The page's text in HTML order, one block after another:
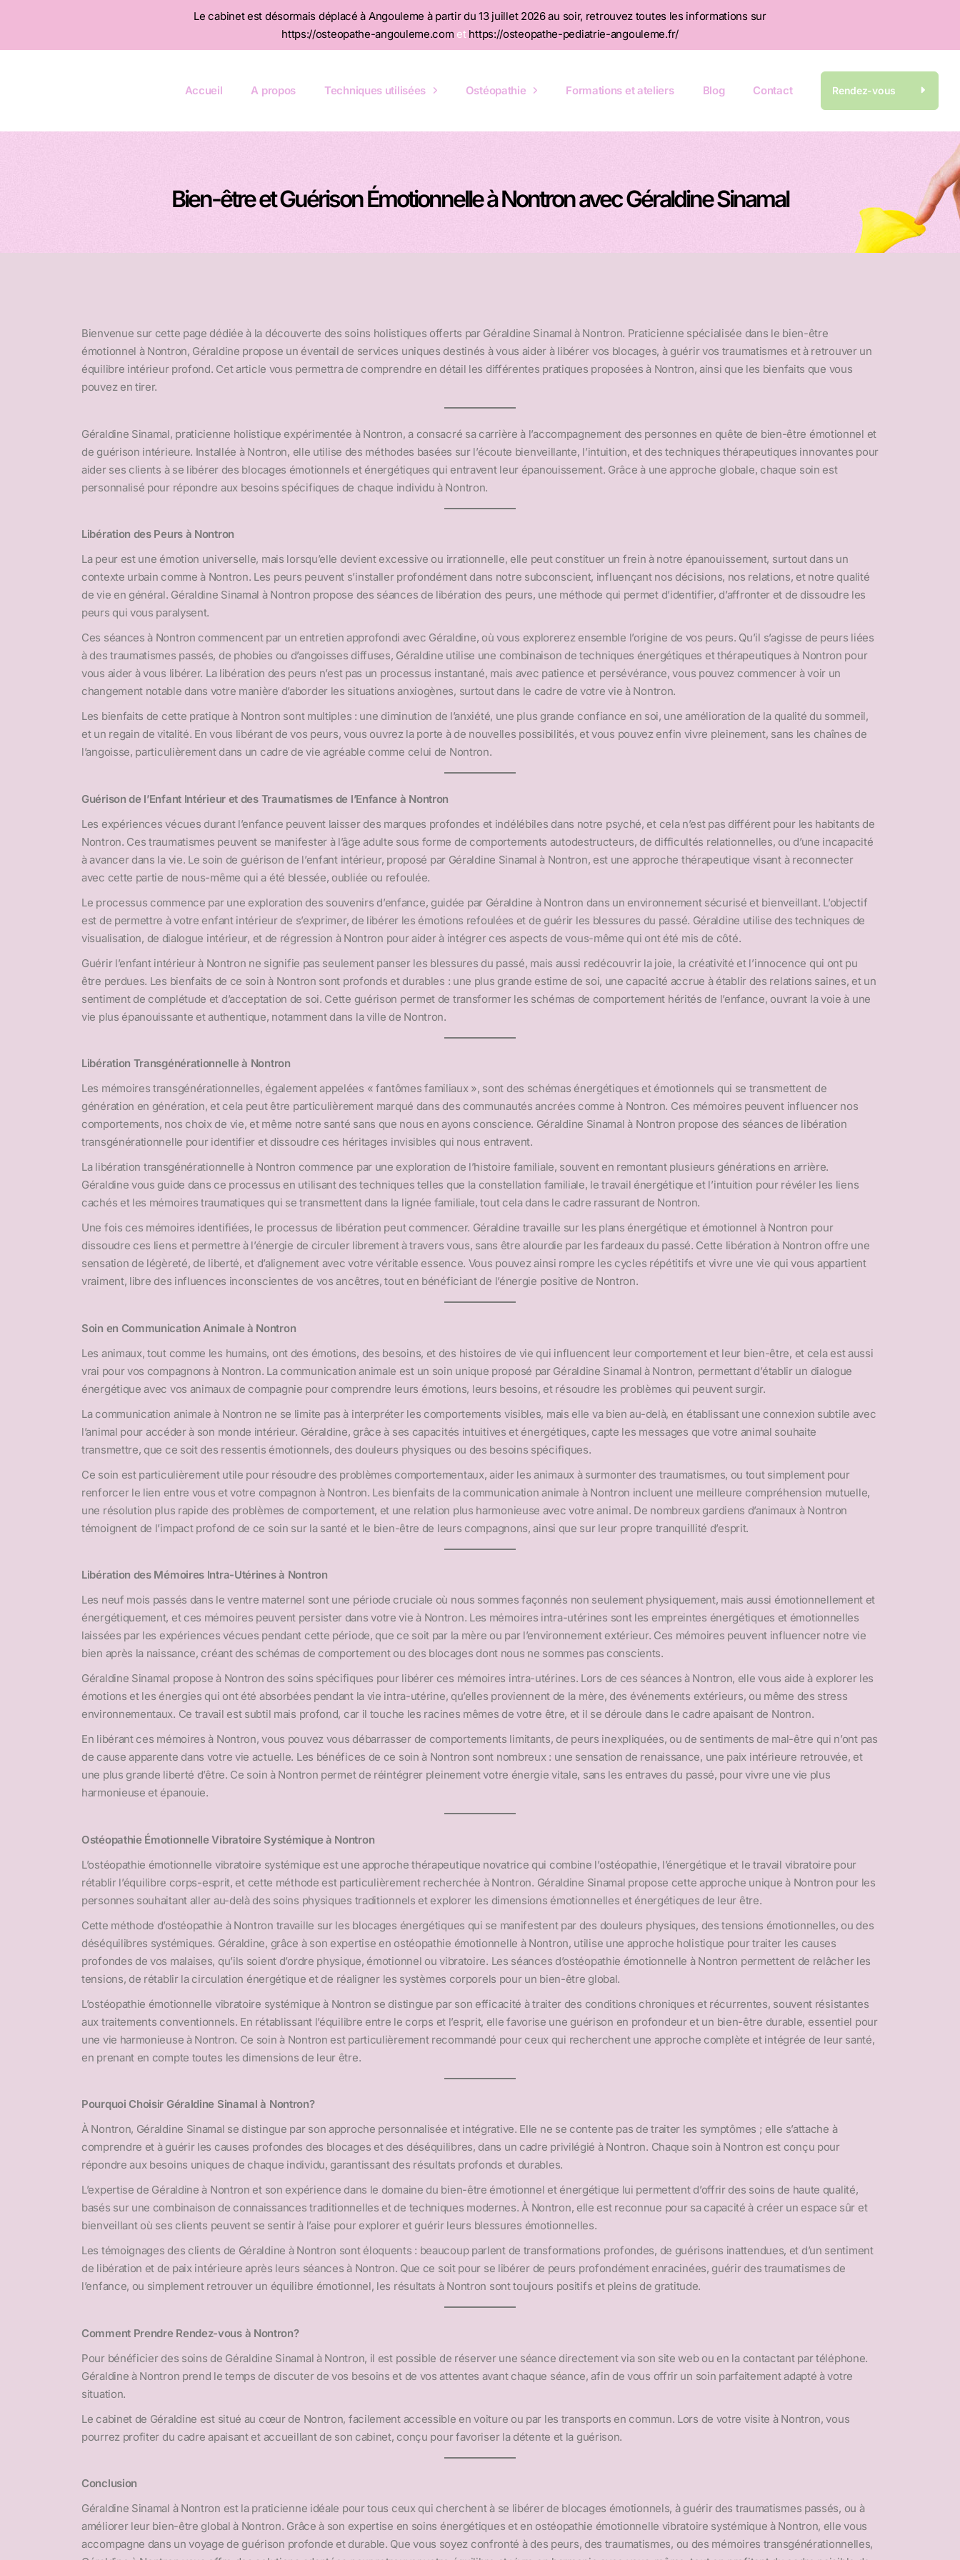
Le cabinet est désormais déplacé à Angouleme à partir du 13 juillet 2026 au soir, retrouvez toutes les informations sur
https://osteopathe-angouleme.com et https://osteopathe-pediatrie-angouleme.fr/
Accueil A propos Techniques utilisées Ostéopathie Formations et ateliers Blog Contact Rendez-vous
Bien-être et Guérison Émotionnelle à Nontron avec Géraldine Sinamal
Bienvenue sur cette page dédiée à la découverte des soins holistiques offerts par Géraldine Sinamal à Nontron. Praticienne spécialisée dans le bien-être
émotionnel à Nontron, Géraldine propose un éventail de services uniques destinés à vous aider à libérer vos blocages, à guérir vos traumatismes et à retrouver un
équilibre intérieur profond. Cet article vous permettra de comprendre en détail les différentes pratiques proposées à Nontron, ainsi que les bienfaits que vous
pouvez en tirer.
Géraldine Sinamal, praticienne holistique expérimentée à Nontron, a consacré sa carrière à l’accompagnement des personnes en quête de bien-être émotionnel et
de guérison intérieure. Installée à Nontron, elle utilise des méthodes basées sur l’écoute bienveillante, l’intuition, et des techniques thérapeutiques innovantes pour
aider ses clients à se libérer des blocages émotionnels et énergétiques qui entravent leur épanouissement. Grâce à une approche globale, chaque soin est
personnalisé pour répondre aux besoins spécifiques de chaque individu à Nontron.
Libération des Peurs à Nontron
La peur est une émotion universelle, mais lorsqu’elle devient excessive ou irrationnelle, elle peut constituer un frein à notre épanouissement, surtout dans un
contexte urbain comme à Nontron. Les peurs peuvent s’installer profondément dans notre subconscient, influençant nos décisions, nos relations, et notre qualité
de vie en général. Géraldine Sinamal à Nontron propose des séances de libération des peurs, une méthode qui permet d’identifier, d’affronter et de dissoudre les
peurs qui vous paralysent.
Ces séances à Nontron commencent par un entretien approfondi avec Géraldine, où vous explorerez ensemble l’origine de vos peurs. Qu’il s’agisse de peurs liées
à des traumatismes passés, de phobies ou d’angoisses diffuses, Géraldine utilise une combinaison de techniques énergétiques et thérapeutiques à Nontron pour
vous aider à vous libérer. La libération des peurs n’est pas un processus instantané, mais avec patience et persévérance, vous pouvez commencer à voir un
changement notable dans votre manière d’aborder les situations anxiogènes, surtout dans le cadre de votre vie à Nontron.
Les bienfaits de cette pratique à Nontron sont multiples : une diminution de l’anxiété, une plus grande confiance en soi, une amélioration de la qualité du sommeil,
et un regain de vitalité. En vous libérant de vos peurs, vous ouvrez la porte à de nouvelles possibilités, et vous pouvez enfin vivre pleinement, sans les chaînes de
l’angoisse, particulièrement dans un cadre de vie agréable comme celui de Nontron.
Guérison de l’Enfant Intérieur et des Traumatismes de l’Enfance à Nontron
Les expériences vécues durant l’enfance peuvent laisser des marques profondes et indélébiles dans notre psyché, et cela n’est pas différent pour les habitants de
Nontron. Ces traumatismes peuvent se manifester à l’âge adulte sous forme de comportements autodestructeurs, de difficultés relationnelles, ou d’une incapacité
à avancer dans la vie. Le soin de guérison de l’enfant intérieur, proposé par Géraldine Sinamal à Nontron, est une approche thérapeutique visant à reconnecter
avec cette partie de nous-même qui a été blessée, oubliée ou refoulée.
Le processus commence par une exploration des souvenirs d’enfance, guidée par Géraldine à Nontron dans un environnement sécurisé et bienveillant. L’objectif
est de permettre à votre enfant intérieur de s’exprimer, de libérer les émotions refoulées et de guérir les blessures du passé. Géraldine utilise des techniques de
visualisation, de dialogue intérieur, et de régression à Nontron pour aider à intégrer ces aspects de vous-même qui ont été mis de côté.
Guérir l’enfant intérieur à Nontron ne signifie pas seulement panser les blessures du passé, mais aussi redécouvrir la joie, la créativité et l’innocence qui ont pu
être perdues. Les bienfaits de ce soin à Nontron sont profonds et durables : une plus grande estime de soi, une capacité accrue à établir des relations saines, et un
sentiment de complétude et d’acceptation de soi. Cette guérison permet de transformer les schémas de comportement hérités de l’enfance, ouvrant la voie à une
vie plus épanouissante et authentique, notamment dans la ville de Nontron.
Libération Transgénérationnelle à Nontron
Les mémoires transgénérationnelles, également appelées « fantômes familiaux », sont des schémas énergétiques et émotionnels qui se transmettent de
génération en génération, et cela peut être particulièrement marqué dans des communautés ancrées comme à Nontron. Ces mémoires peuvent influencer nos
comportements, nos choix de vie, et même notre santé sans que nous en ayons conscience. Géraldine Sinamal à Nontron propose des séances de libération
transgénérationnelle pour identifier et dissoudre ces héritages invisibles qui nous entravent.
La libération transgénérationnelle à Nontron commence par une exploration de l’histoire familiale, souvent en remontant plusieurs générations en arrière.
Géraldine vous guide dans ce processus en utilisant des techniques telles que la constellation familiale, le travail énergétique et l’intuition pour révéler les liens
cachés et les mémoires traumatiques qui se transmettent dans la lignée familiale, tout cela dans le cadre rassurant de Nontron.
Une fois ces mémoires identifiées, le processus de libération peut commencer. Géraldine travaille sur les plans énergétique et émotionnel à Nontron pour
dissoudre ces liens et permettre à l’énergie de circuler librement à travers vous, sans être alourdie par les fardeaux du passé. Cette libération à Nontron offre une
sensation de légèreté, de liberté, et d’alignement avec votre véritable essence. Vous pouvez ainsi rompre les cycles répétitifs et vivre une vie qui vous appartient
vraiment, libre des influences inconscientes de vos ancêtres, tout en bénéficiant de l’énergie positive de Nontron.
Soin en Communication Animale à Nontron
Les animaux, tout comme les humains, ont des émotions, des besoins, et des histoires de vie qui influencent leur comportement et leur bien-être, et cela est aussi
vrai pour vos compagnons à Nontron. La communication animale est un soin unique proposé par Géraldine Sinamal à Nontron, permettant d’établir un dialogue
énergétique avec vos animaux de compagnie pour comprendre leurs émotions, leurs besoins, et résoudre les problèmes qui peuvent surgir.
La communication animale à Nontron ne se limite pas à interpréter les comportements visibles, mais elle va bien au-delà, en établissant une connexion subtile avec
l’animal pour accéder à son monde intérieur. Géraldine, grâce à ses capacités intuitives et énergétiques, capte les messages que votre animal souhaite
transmettre, que ce soit des ressentis émotionnels, des douleurs physiques ou des besoins spécifiques.
Ce soin est particulièrement utile pour résoudre des problèmes comportementaux, aider les animaux à surmonter des traumatismes, ou tout simplement pour
renforcer le lien entre vous et votre compagnon à Nontron. Les bienfaits de la communication animale à Nontron incluent une meilleure compréhension mutuelle,
une résolution plus rapide des problèmes de comportement, et une relation plus harmonieuse avec votre animal. De nombreux gardiens d’animaux à Nontron
témoignent de l’impact profond de ce soin sur la santé et le bien-être de leurs compagnons, ainsi que sur leur propre tranquillité d’esprit.
Libération des Mémoires Intra-Utérines à Nontron
Les neuf mois passés dans le ventre maternel sont une période cruciale où nous sommes façonnés non seulement physiquement, mais aussi émotionnellement et
énergétiquement, et ces mémoires peuvent persister dans votre vie à Nontron. Les mémoires intra-utérines sont les empreintes énergétiques et émotionnelles
laissées par les expériences vécues pendant cette période, que ce soit par la mère ou par l’environnement extérieur. Ces mémoires peuvent influencer notre vie
bien après la naissance, créant des schémas de comportement ou des blocages dont nous ne sommes pas conscients.
Géraldine Sinamal propose à Nontron des soins spécifiques pour libérer ces mémoires intra-utérines. Lors de ces séances à Nontron, elle vous aide à explorer les
émotions et les énergies qui ont été absorbées pendant la vie intra-utérine, qu’elles proviennent de la mère, des événements extérieurs, ou même des stress
environnementaux. Ce travail est subtil mais profond, car il touche les racines mêmes de votre être, et il se déroule dans le cadre apaisant de Nontron.
En libérant ces mémoires à Nontron, vous pouvez vous débarrasser de comportements limitants, de peurs inexpliquées, ou de sentiments de mal-être qui n’ont pas
de cause apparente dans votre vie actuelle. Les bénéfices de ce soin à Nontron sont nombreux : une sensation de renaissance, une paix intérieure retrouvée, et
une plus grande liberté d’être. Ce soin à Nontron permet de réintégrer pleinement votre énergie vitale, sans les entraves du passé, pour vivre une vie plus
harmonieuse et épanouie.
Ostéopathie Émotionnelle Vibratoire Systémique à Nontron
L’ostéopathie émotionnelle vibratoire systémique est une approche thérapeutique novatrice qui combine l’ostéopathie, l’énergétique et le travail vibratoire pour
rétablir l’équilibre corps-esprit, et cette méthode est particulièrement recherchée à Nontron. Géraldine Sinamal propose cette approche unique à Nontron pour les
personnes souhaitant aller au-delà des soins physiques traditionnels et explorer les dimensions émotionnelles et énergétiques de leur être.
Cette méthode d’ostéopathie à Nontron travaille sur les blocages énergétiques qui se manifestent par des douleurs physiques, des tensions émotionnelles, ou des
déséquilibres systémiques. Géraldine, grâce à son expertise en ostéopathie émotionnelle à Nontron, utilise une approche holistique pour traiter les causes
profondes de vos malaises, qu’ils soient d’ordre physique, émotionnel ou vibratoire. Les séances d’ostéopathie émotionnelle à Nontron permettent de relâcher les
tensions, de rétablir la circulation énergétique et de réaligner les systèmes corporels pour un bien-être global.
L’ostéopathie émotionnelle vibratoire systémique à Nontron se distingue par son efficacité à traiter des conditions chroniques et récurrentes, souvent résistantes
aux traitements conventionnels. En rétablissant l’équilibre entre le corps et l’esprit, elle favorise une guérison en profondeur et un bien-être durable, essentiel pour
une vie harmonieuse à Nontron. Ce soin à Nontron est particulièrement recommandé pour ceux qui recherchent une approche complète et intégrée de leur santé,
en prenant en compte toutes les dimensions de leur être.
Pourquoi Choisir Géraldine Sinamal à Nontron?
À Nontron, Géraldine Sinamal se distingue par son approche personnalisée et intégrative. Elle ne se contente pas de traiter les symptômes ; elle s’attache à
comprendre et à guérir les causes profondes des blocages et des déséquilibres, dans un cadre privilégié à Nontron. Chaque soin à Nontron est conçu pour
répondre aux besoins uniques de chaque individu, garantissant des résultats profonds et durables.
L’expertise de Géraldine à Nontron et son expérience dans le domaine du bien-être émotionnel et énergétique lui permettent d’offrir des soins de haute qualité,
basés sur une combinaison de connaissances traditionnelles et de techniques modernes. À Nontron, elle est reconnue pour sa capacité à créer un espace sûr et
bienveillant où ses clients peuvent se sentir à l’aise pour explorer et guérir leurs blessures émotionnelles.
Les témoignages des clients de Géraldine à Nontron sont éloquents : beaucoup parlent de transformations profondes, de guérisons inattendues, et d’un sentiment
de libération et de paix intérieure après leurs séances à Nontron. Que ce soit pour se libérer de peurs profondément enracinées, guérir des traumatismes de
l’enfance, ou simplement retrouver un équilibre émotionnel, les résultats à Nontron sont toujours positifs et pleins de gratitude.
Comment Prendre Rendez-vous à Nontron?
Pour bénéficier des soins de Géraldine Sinamal à Nontron, il est possible de réserver une séance directement via son site web ou en la contactant par téléphone.
Géraldine à Nontron prend le temps de discuter de vos besoins et de vos attentes avant chaque séance, afin de vous offrir un soin parfaitement adapté à votre
situation.
Le cabinet de Géraldine est situé au cœur de Nontron, facilement accessible en voiture ou par les transports en commun. Lors de votre visite à Nontron, vous
pourrez profiter du cadre apaisant et accueillant de son cabinet, conçu pour favoriser la détente et la guérison.
Conclusion
Géraldine Sinamal à Nontron est la praticienne idéale pour tous ceux qui cherchent à se libérer de blocages émotionnels, à guérir des traumatismes passés, ou à
améliorer leur bien-être global à Nontron. Grâce à son expertise en soins énergétiques et en ostéopathie émotionnelle vibratoire systémique à Nontron, elle vous
accompagne dans un voyage de guérison profonde et durable. Que vous soyez confronté à des peurs, des traumatismes, ou des mémoires transgénérationnelles,